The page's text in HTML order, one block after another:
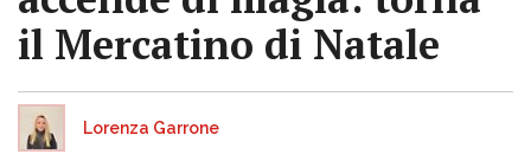
il Mercatino di Natale
Lorenza Garrone